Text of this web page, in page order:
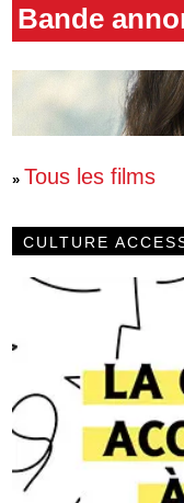
Bande
» Tous les films
CULTURE